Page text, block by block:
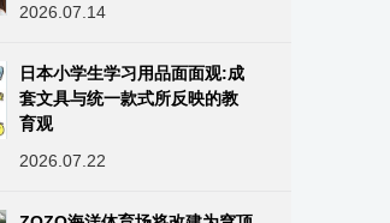
2026.07.14
日本小学生学习用品面面观:成
套文具与统一款式所反映的教
育观
2026.07.22